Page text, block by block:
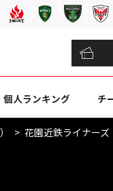
個人ランキング チ
花園近鉄ライナーズ